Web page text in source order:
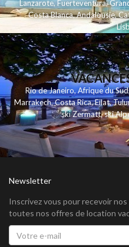
Lanzarote,Fuerteventura,
Costa Blanca,Andalousie,
Rio de Janeiro,Afrique du Sud
Marrakech,Costa Rica,Eilat,
ski Zermatt,ski
Newsletter
Inscrivez vous pour recevoir
toutes nos offres de location